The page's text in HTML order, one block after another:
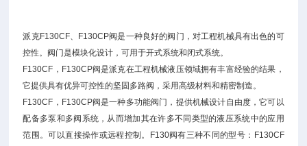
派克F130CF、F130CP阀是一种良好的阀门，对工程机械具有出色的可
控性。阀门是模块化设计，可用于开式系统和闭式系统。
F130CF，F130CP阀是派克在工程机械液压领域拥有丰富经验的结果，
它提供具有优异可控性的坚固多路阀，采用高级材料和精密制造。
F130CF，F130CP阀是一种多功能阀门，提供机械设计自由度，它可以
配备多泵和多阀系统，从而增加其在许多不同类型的液压系统中的应用
范围。可以直接操作或远程控制。F130阀有三种不同的型号：F130CF